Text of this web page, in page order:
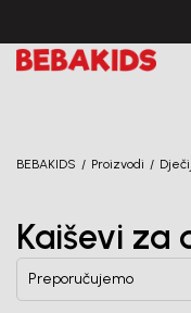
BEBAKIDS Proizvodi